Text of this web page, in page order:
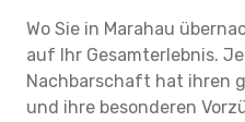
Wo Sie in Marahau
auf Ihr Gesamterlebnis.
Nachbarschaft hat ihren
und ihre besonderen